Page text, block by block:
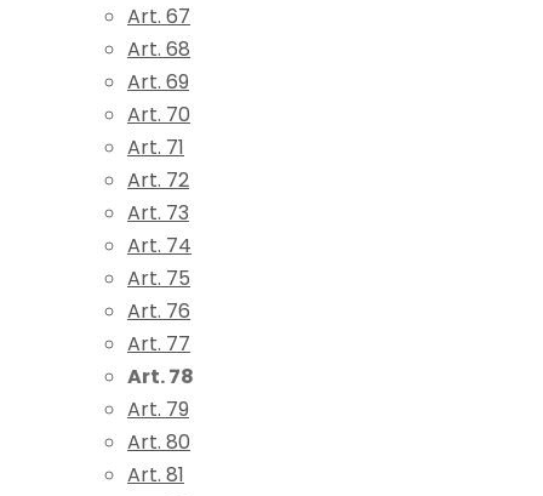
Art. 67
Art. 68
Art. 69
Art. 70
Art. 71
Art. 72
Art. 73
Art. 74
Art. 75
Art. 76
Art. 77
Art. 78
Art. 79
Art. 80
Art. 81